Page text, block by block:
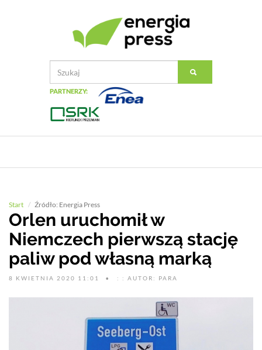
PARTNERZY:
Start Źródło: Energia Press
Orlen uruchomił w
Niemczech pierwszą stację
paliw pod własną marką
8 KWIETNIA 2020 11:01 : : AUTOR: PARA